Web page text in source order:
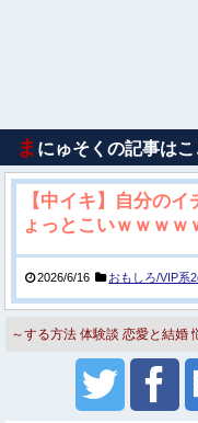
ま にゅそくの記事は
【中イキ】自分の
ょっとこいｗｗｗｗ
2026/6/16 おもしろ/VIP系
～する方法 体験談 恋愛と結婚